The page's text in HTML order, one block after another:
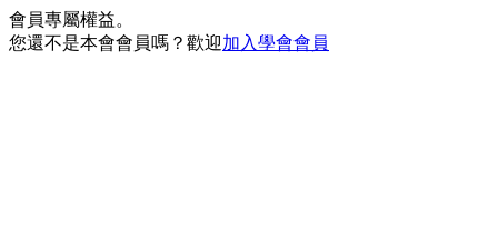
會員專屬權益。
您還不是本會會員嗎？歡迎加入學會會員